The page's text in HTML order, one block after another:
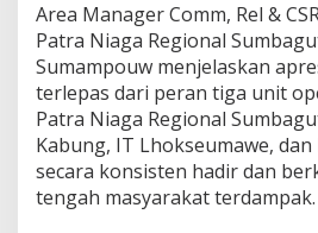
a
P
a
t
r
a
N
i
a
g
Area Manager Comm, Rel &
Patra Niaga Regional
Sumampouw menjelaskan
terlepas dari peran tiga unit
Patra Niaga Regional
Kabung, IT Lhokseumawe, dan
secara konsisten hadir dan
tengah masyarakat terdampak.